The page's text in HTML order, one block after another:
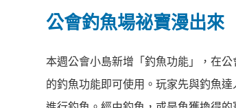
公會釣魚場祕寶漫出來
本週公會小島新增「釣魚功能」，在
的釣魚功能即可使用。玩家先與釣魚